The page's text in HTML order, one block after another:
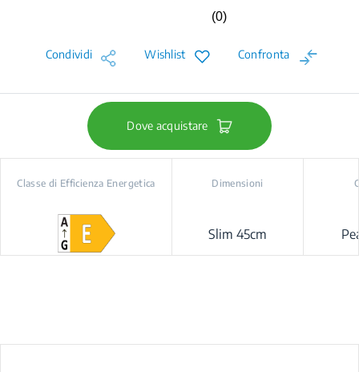
Nessuna
Stesso
(0)
Condividi Wishlist Confronta
Dove acquistare
Classe di Efficienza Energetica Dimensioni
Slim 45cm